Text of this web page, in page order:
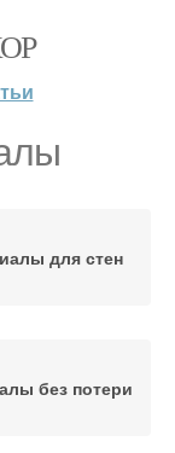
для стен
без потери